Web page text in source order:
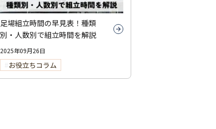
足場組立時間の早見表！種類
別・人数別で組立時間を解説
2025年09月26日
お役立ちコラム